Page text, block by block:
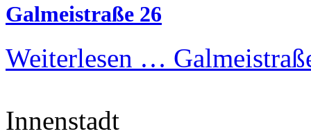
Galmeistraße 26
Weiterlesen …
Innenstadt